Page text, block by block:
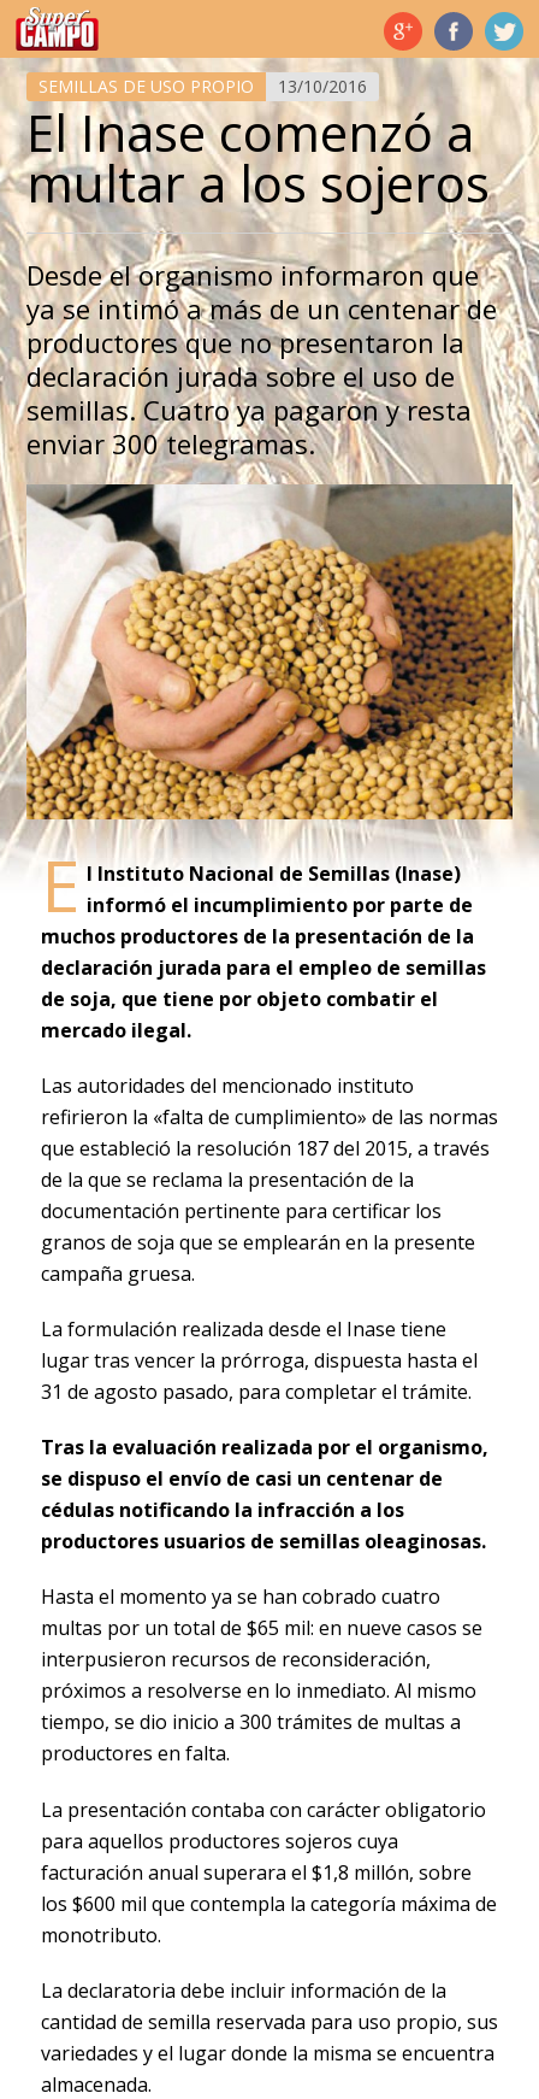
Temas de hoy
SEMILLAS DE USO PROPIO 13/10/2016
El Inase comenzó a
multar a los sojeros
Desde el organismo informaron que
ya se intimó a más de un centenar de
productores que no presentaron la
declaración jurada sobre el uso de
semillas. Cuatro ya pagaron y resta
enviar 300 telegramas.
E l Instituto Nacional de Semillas (Inase)
informó el incumplimiento por parte de
muchos productores de la presentación de la
declaración jurada para el empleo de semillas
de soja, que tiene por objeto combatir el
mercado ilegal.
Las autoridades del mencionado instituto
refirieron la «falta de cumplimiento» de las normas
que estableció la resolución 187 del 2015, a través
de la que se reclama la presentación de la
documentación pertinente para certificar los
granos de soja que se emplearán en la presente
campaña gruesa.
La formulación realizada desde el Inase tiene
lugar tras vencer la prórroga, dispuesta hasta el
31 de agosto pasado, para completar el trámite.
Tras la evaluación realizada por el organismo,
se dispuso el envío de casi un centenar de
cédulas notificando la infracción a los
productores usuarios de semillas oleaginosas.
Hasta el momento ya se han cobrado cuatro
multas por un total de $65 mil: en nueve casos se
interpusieron recursos de reconsideración,
próximos a resolverse en lo inmediato. Al mismo
tiempo, se dio inicio a 300 trámites de multas a
productores en falta.
La presentación contaba con carácter obligatorio
para aquellos productores sojeros cuya
facturación anual superara el $1,8 millón, sobre
los $600 mil que contempla la categoría máxima de
monotributo.
La declaratoria debe incluir información de la
cantidad de semilla reservada para uso propio, sus
variedades y el lugar donde la misma se encuentra
almacenada.